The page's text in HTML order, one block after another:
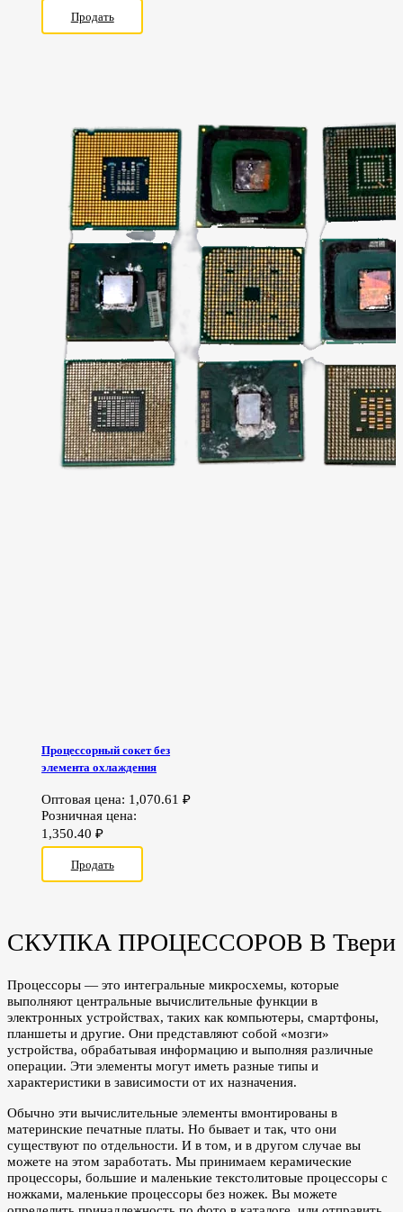
Продать
Процессорный сокет без
элемента охлаждения
Оптовая цена: 1,070.61₽
Розничная цена:
1,350.40₽
Продать
СКУПКА ПРОЦЕССОРОВ В Твери
Процессоры — это интегральные микросхемы, которые
выполняют центральные вычислительные функции в
электронных устройствах, таких как компьютеры, смартфоны,
планшеты и другие. Они представляют собой «мозги»
устройства, обрабатывая информацию и выполняя различные
операции. Эти элементы могут иметь разные типы и
характеристики в зависимости от их назначения.
Обычно эти вычислительные элементы вмонтированы в
материнские печатные платы. Но бывает и так, что они
существуют по отдельности. И в том, и в другом случае вы
можете на этом заработать. Мы принимаем керамические
процессоры, большие и маленькие текстолитовые процессоры с
ножками, маленькие процессоры без ножек. Вы можете